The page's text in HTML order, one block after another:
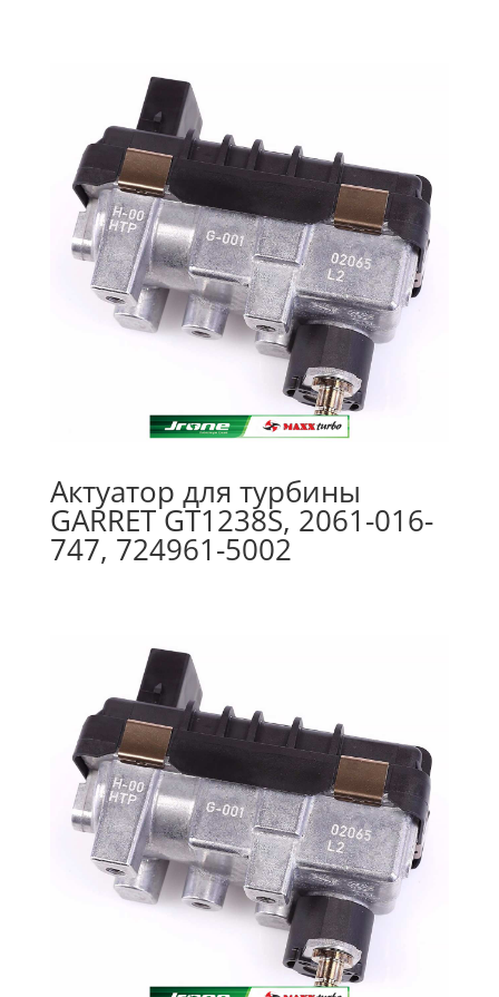
Актуатор для турбины
GARRET GT1238S, 2061-016-
747, 724961-5002